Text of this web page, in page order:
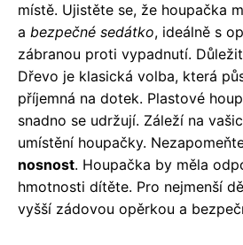
místě. Ujistěte se, že houpačka
a bezpečné sedátko, ideálně s
zábranou proti vypadnutí.
Dřevo je klasická volba, která
příjemná na dotek. Plastové
snadno se udržují. Záleží na
umístění houpačky.
nosnost. Houpačka by měla
hmotnosti dítěte. Pro nejmenší
vyšší zádovou opěrkou a